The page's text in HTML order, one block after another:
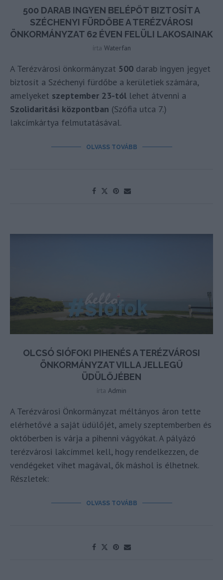
500 DARAB INGYEN BELÉPŐT BIZTOSÍT A
SZÉCHENYI FÜRDŐBE A TERÉZVÁROSI
ÖNKORMÁNYZAT 62 ÉVEN FELÜLI LAKOSAINAK
írta Waterfan
A Terézvárosi önkormányzat 500 darab ingyen jegyet
biztosít a Széchenyi fürdőbe a kerületiek számára,
amelyeket szeptember 23-tól lehet átvenni a
Szolidaritási központban (Szófia utca 7.)
lakcímkártya felmutatásával.
OLVASS TOVÁBB
OLCSÓ SIÓFOKI PIHENÉS A TERÉZVÁROSI
ÖNKORMÁNYZAT VILLA JELLEGŰ
ÜDÜLŐJÉBEN
írta Admin
A Terézvárosi Önkormányzat méltányos áron tette
elérhetővé a saját üdülőjét, amely szeptemberben és
októberben is várja a pihenni vágyókat. A pályázó
terézvárosi lakcímmel kell, hogy rendelkezzen, de
vendégeket vihet magával, ők máshol is élhetnek.
Részletek:
OLVASS TOVÁBB